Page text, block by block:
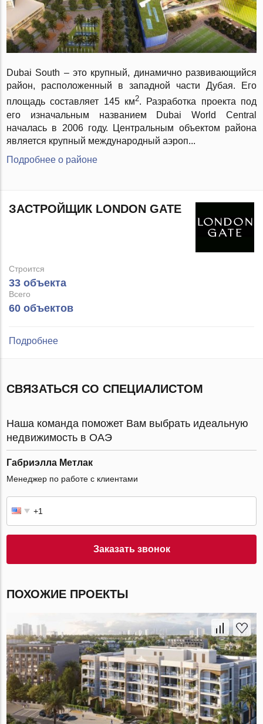
Dubai South – это крупный, динамично развивающийся
район, расположенный в западной части Дубая. Его
площадь составляет 145 км2. Разработка проекта под
его изначальным названием Dubai World Central
началась в 2006 году. Центральным объектом района
является крупный международный аэроп...
Подробнее о районе
ЗАСТРОЙЩИК LONDON GATE
Строится
33 объекта
Всего
60 объектов
Подробнее
СВЯЗАТЬСЯ СО СПЕЦИАЛИСТОМ
Наша команда поможет Вам выбрать идеальную
недвижимость в ОАЭ
Габриэлла Метлак
Менеджер по работе с клиентами
Заказать звонок
ПОХОЖИЕ ПРОЕКТЫ